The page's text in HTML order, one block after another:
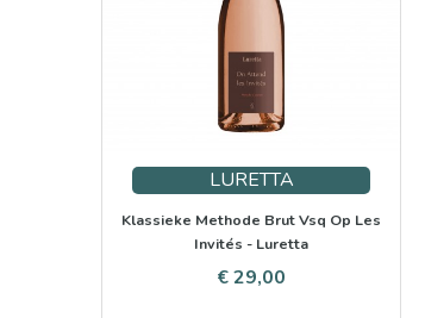
LURETTA
Klassieke Methode Brut Vsq Op Les
Invités - Luretta
Prijs
€ 29,00